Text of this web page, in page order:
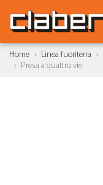
Home Linea fuoriterra
Presa a quattro vie